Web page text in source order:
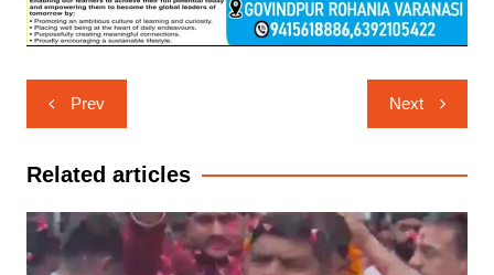
Post
navigation
Prev Next
Related articles